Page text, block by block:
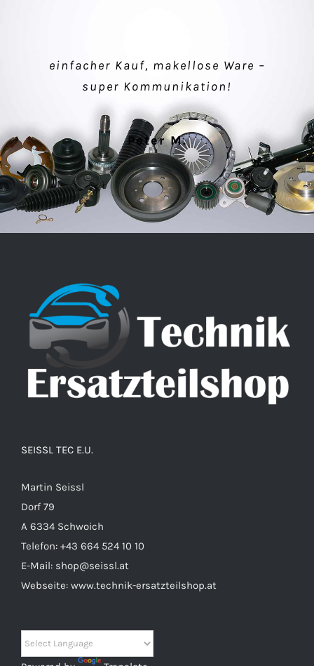
einfacher Kauf, makellose Ware –
super Kommunikation!
Peter M.
Verkäufer sehr nett, schnelle
Lieferung, alles gut.
Klaus P.
SEISSL TEC E.U.
Martin Seissl
Dorf 79
A 6334 Schwoich
Telefon: +43 664 524 10 10
E-Mail: shop@seissl.at
Webseite: www.technik-ersatzteilshop.at